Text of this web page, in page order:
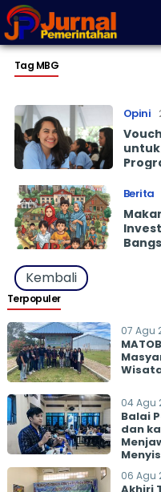
Tag MBG
Opini
Berita
Kembali
Terpopuler
07 Agu
04 Agu
Balai
dan
06 Agu